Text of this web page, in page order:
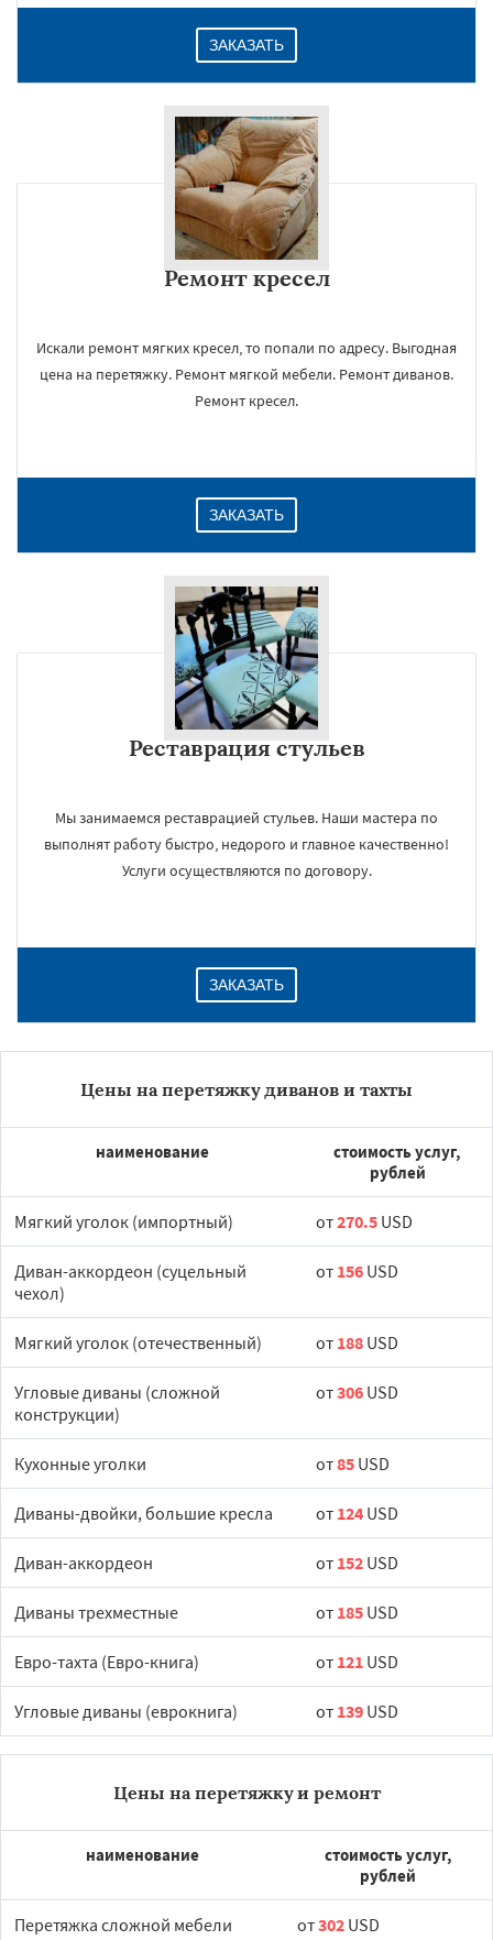
ЗАКАЗАТЬ
Ремонт кресел
Искали ремонт мягких кресел, то попали по адресу. Выгодная
цена на перетяжку. Ремонт мягкой мебели. Ремонт диванов.
Ремонт кресел.
ЗАКАЗАТЬ
Реставрация стульев
Мы занимаемся реставрацией стульев. Наши мастера по
выполнят работу быстро, недорого и главное качественно!
Услуги осуществляются по договору.
ЗАКАЗАТЬ
Цены на перетяжку диванов и тахты
наименование
стоимость услуг,
рублей
Мягкий уголок (импортный) от270.5 USD
Диван-аккордеон (суцельный
чехол)
от 156 USD
Мягкий уголок (отечественный) от 188 USD
Угловые диваны (сложной
конструкции)
от306 USD
Кухонные уголки от85 USD
Диваны-двойки, большие кресла от 124 USD
Диван-аккордеон от 152 USD
Диваны трехместные от 185 USD
Евро-тахта (Евро-книга) от 121 USD
Угловые диваны (еврокнига) от 139 USD
Цены на перетяжку и ремонт
наименование
стоимость услуг,
рублей
Перетяжка сложной мебели от302 USD